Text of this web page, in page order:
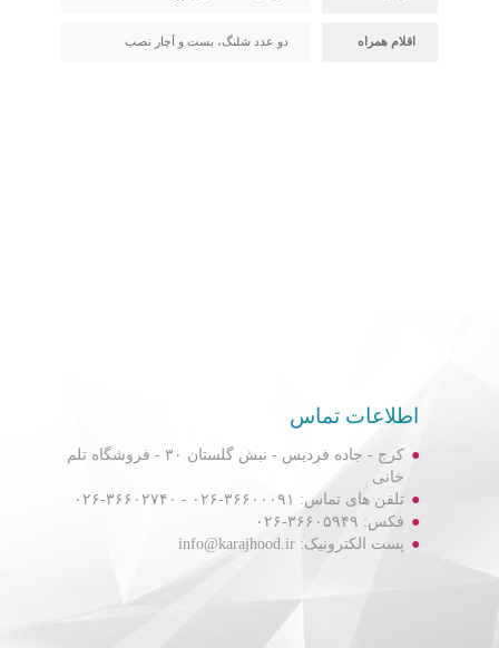
اقلام همراه دو عدد شلنگ، بست و آچار نصب
اطلاعات تماس
کرج - جاده فردیس - نبش گلستان ۳۰ - فروشگاه تلم
خانی
تلفن های تماس: ۳۶۶۰۰۰۹۱-۰۲۶ - ۳۶۶۰۲۷۴۰-۰۲۶
فکس: ۳۶۶۰۵۹۴۹-۰۲۶
پست الکترونیک: info@karajhood.ir